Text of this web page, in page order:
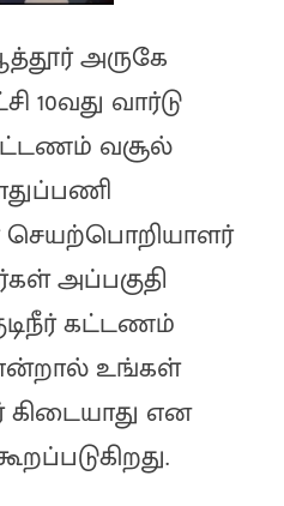
அருகே
10வது வார்டு
கட்டணம் வசூல்
அப்பகுதி
கட்டணம்
உங்கள்
என